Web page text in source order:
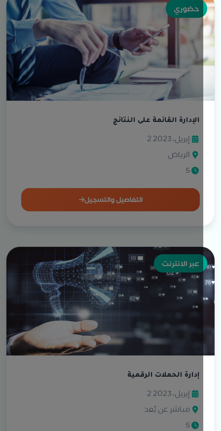
حضوري
الإدارة القائمة على النتائج
2 إبريل، 2023
الرياض
التفاصيل والتسجيل
عبر الانترنت
إدارة الحملات الرقمية
2 إبريل، 2023
مباشر عن بُعد